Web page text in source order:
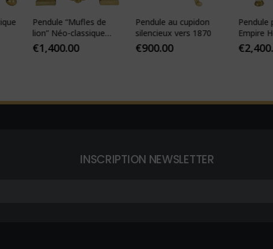
Pendule “Mufles de
lion” Néo-classique
JAPY FILS 1855
1,400.00
Pendule au cupidon
silencieux vers 1870
900.00
Pendule portique
Empire Horloger :
VEIBEL 1810
2,400.00
INSCRIPTION NEWSLETTER